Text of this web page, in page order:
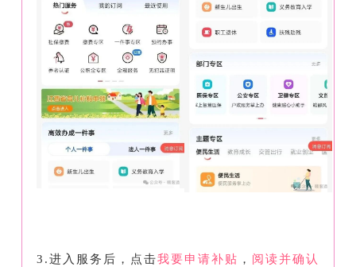
3.进入服务后，点击我要申请补贴 ， 阅读并确认